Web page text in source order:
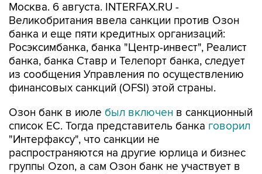
Москва. 6 августа. INTERFAX.RU -
Великобритания ввела санкции против Озон
банка и еще пяти кредитных организаций:
Росэксимбанка, банка "Центр-инвест", Реалист
банка, банка Ставр и Телепорт банка, следует
из сообщения Управления по осуществлению
финансовых санкций (OFSI) этой страны.
Озон банк в июле был включен в санкционный
список ЕС. Тогда представитель банка говорил
"Интерфаксу", что санкции не
распространяются на другие юрлица и бизнес
группы Ozon, а сам Озон банк не участвует в